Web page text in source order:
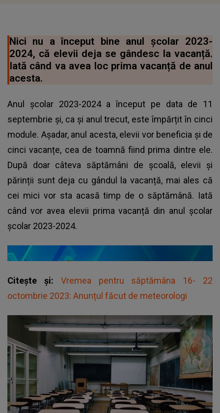
Nici nu a început bine anul școlar 2023-
2024, că elevii deja se gândesc la vacanță.
Iată când va avea loc prima vacanță de anul
acesta.
Anul școlar 2023-2024 a început pe data de 11
septembrie și, ca și anul trecut, este împărțit în cinci
module. Așadar, anul acesta, elevii vor beneficia și de
cinci vacanțe, cea de toamnă fiind prima dintre ele.
După doar câteva săptămâni de școală, elevii și
părinții sunt deja cu gândul la vacanță, mai ales că
cei mici vor sta acasă timp de o săptămână. Iată
când vor avea elevii prima vacanță din anul școlar
școlar 2023-2024.
Citește și: Vremea pentru săptămâna 16- 22
octombrie 2023: Anunțul făcut de meteorologi